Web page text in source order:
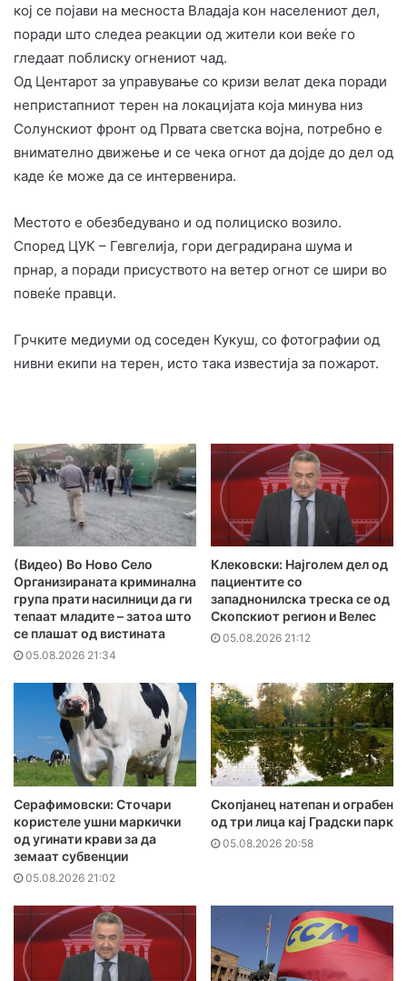
кој се појави на месноста Владаја кон населениот дел,
поради што следеа реакции од жители кои веќе го
гледаат поблиску огнениот чад.
Од Центарот за управување со кризи велат дека поради
непристапниот терен на локацијата која минува низ
Солунскиот фронт од Првата светска војна, потребно е
внимателно движење и се чека огнот да дојде до дел од
каде ќе може да се интервенира.
Местото е обезбедувано и од полициско возило.
Според ЦУК – Гевгелија, гори деградирана шума и
прнар, а поради присуството на ветер огнот се шири во
повеќе правци.
Грчките медиуми од соседен Кукуш, со фотографии од
нивни екипи на терен, исто така известија за пожарот.
(Видео) Во Ново Село
Организираната криминална
група прати насилници да ги
тепаат младите – затоа што
се плашат од вистината
05.08.2026 21:34
Клековски: Најголем дел од
пациентите сo
западнонилска треска се од
Скопскиот регион и Велес
05.08.2026 21:12
Серафимовски: Сточари
користеле ушни маркички
од угинати крави за да
земаат субвенции
05.08.2026 21:02
Скопјанец натепан и ограбен
од три лица кај Градски парк
05.08.2026 20:58